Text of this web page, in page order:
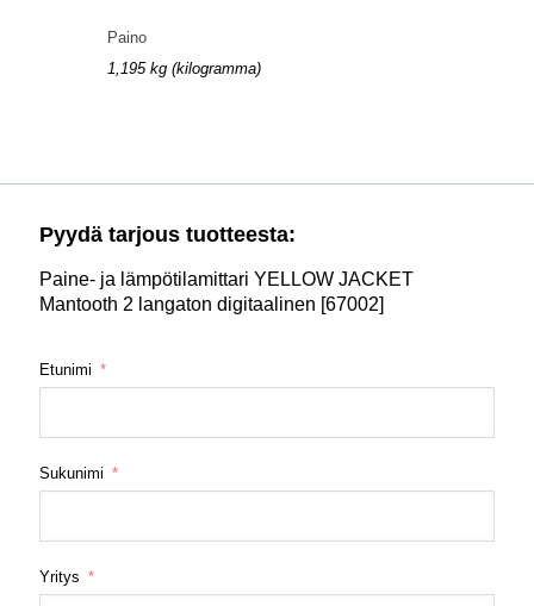
Paino
1,195 kg (kilogramma)
Pyydä tarjous tuotteesta:
Paine- ja lämpötilamittari YELLOW JACKET
Mantooth 2 langaton digitaalinen [67002]
Etunimi
Sukunimi
Yritys